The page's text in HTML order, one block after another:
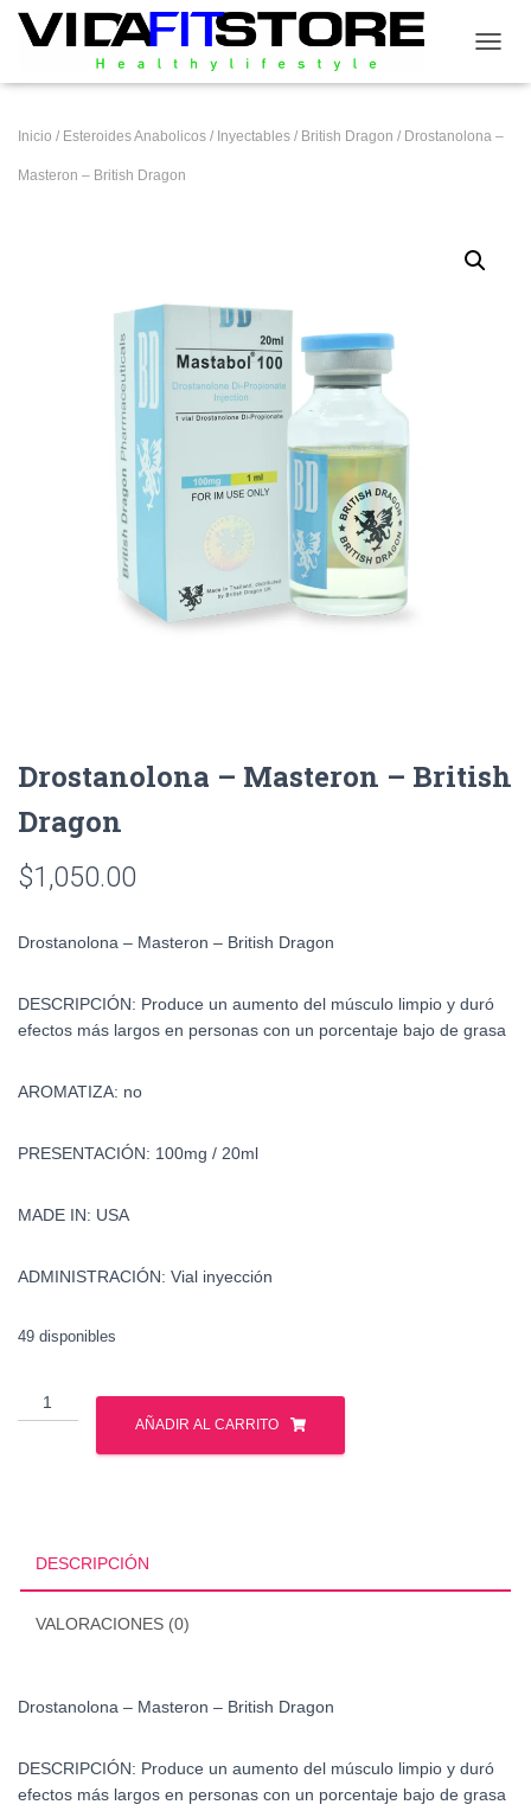
Inicio / Esteroides Anabolicos / Inyectables / British Dragon / Drostanolona –
Masteron – British Dragon
Drostanolona – Masteron – British
Dragon
$1,050.00
Drostanolona – Masteron – British Dragon
DESCRIPCIÓN: Produce un aumento del músculo limpio y duró
efectos más largos en personas con un porcentaje bajo de grasa
AROMATIZA: no
PRESENTACIÓN: 100mg / 20ml
MADE IN: USA
ADMINISTRACIÓN: Vial inyección
49 disponibles
Drostanolona
-
AÑADIR AL CARRITO
DESCRIPCIÓN
VALORACIONES (0)
Drostanolona – Masteron – British Dragon
DESCRIPCIÓN: Produce un aumento del músculo limpio y duró
efectos más largos en personas con un porcentaje bajo de grasa